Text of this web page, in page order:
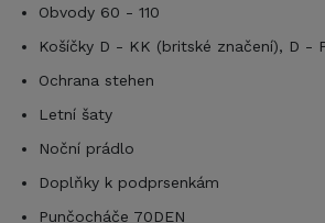
Obvody 60 - 110
Košíčky D - KK (britské značení), D -
Ochrana stehen
Letní šaty
Noční prádlo
Doplňky k podprsenkám
Punčocháče 70DEN